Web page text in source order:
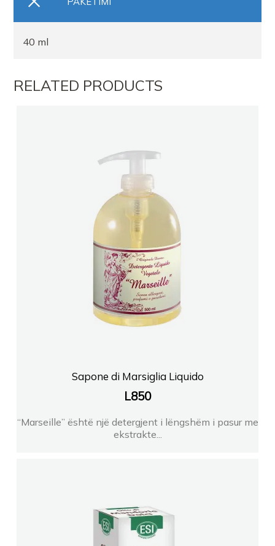
40 ml
RELATED PRODUCTS
Sapone di Marsiglia Liquido
L850
“Marseille” është një detergjent i lëngshëm i pasur me
ekstrakte...